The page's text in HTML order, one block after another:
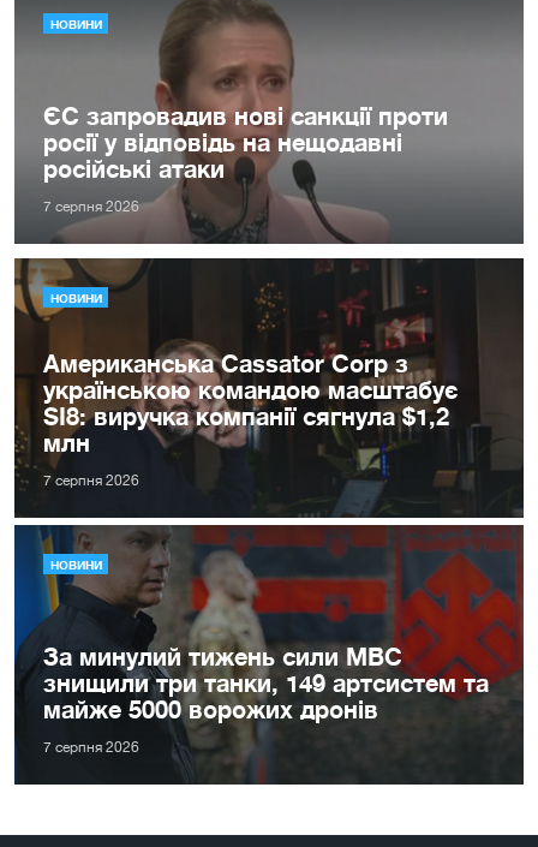
НОВИНИ
ЄС запровадив нові санкції проти
росії у відповідь на нещодавні
російські атаки
7 серпня 2026
НОВИНИ
Американська Cassator Corp з
українською командою масштабує
SI8: виручка компанії сягнула $1,2
млн
7 серпня 2026
НОВИНИ
За минулий тижень сили МВС
знищили три танки, 149 артсистем та
майже 5000 ворожих дронів
7 серпня 2026